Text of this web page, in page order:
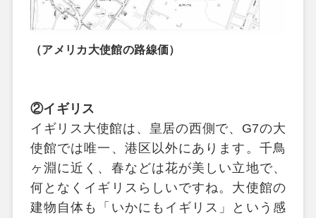
（アメリカ大使館の路線価）
②イギリス
イギリス大使館は、皇居の西側で、 G7の大
使館では唯一、港区以外にあります。 千鳥
ヶ淵に近く、春などは花が美しい立地で、
何となくイギリスらしいですね。 大使館の
建物自体も「いかにもイギリス」という感